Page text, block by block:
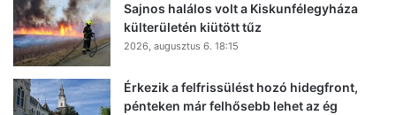
Sajnos halálos volt a Kiskunfélegyháza
külterületén kiütött tűz
2026, augusztus 6. 18:15
Érkezik a felfrissülést hozó hidegfront,
pénteken már felhősebb lehet az ég